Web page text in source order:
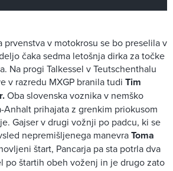
prvenstva v motokrosu se bo preselila v
čaka sedma letošnja dirka za točke
Na progi Talkessel v Teutschenthalu
v razredu MXGP branila tudi Tim
Oba slovenska voznika v nemško
Anhalt prihajata z grenkim priokusom
Gajser v drugi vožnji po padcu, ki se
nepremišljenega manevraToma
štart, Pancarja pa sta potrla dva
po štartih obeh voženj in je drugo zato